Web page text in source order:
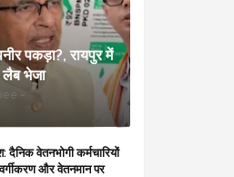
पकड़ा?, रायपुर में
लैब भेजा
दैनिक वेतनभोगी कर्मचारियों
और वेतनमान पर